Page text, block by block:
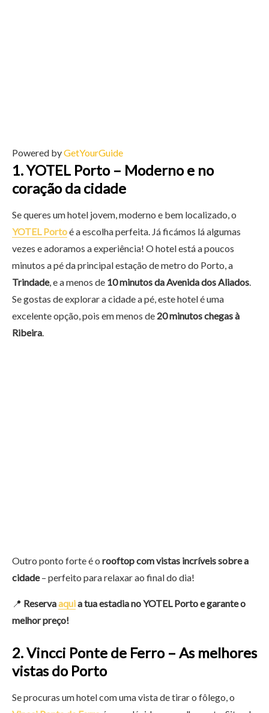
Powered byGetYourGuide
1. YOTEL Porto – Moderno e no
coração da cidade
Se queres um hotel jovem, moderno e bem localizado, o
YOTEL Portoé a escolha perfeita. Já ficámos lá algumas
vezes e adoramos a experiência! O hotel está a poucos
minutos a pé da principal estação de metro do Porto, a
Trindade, e a menos de 10 minutos da Avenida dos Aliados.
Se gostas de explorar a cidade a pé, este hotel é uma
excelente opção, pois em menos de 20 minutos chegas à
Ribeira.
Outro ponto forte é o rooftop com vistas incríveis sobre a
cidade– perfeito para relaxar ao final do dia!
📍 Reservaaquia tua estadia no YOTEL Porto e garante o
melhor preço!
2. Vincci Ponte de Ferro – As melhores
vistas do Porto
Se procuras um hotel com uma vista de tirar o fôlego, o